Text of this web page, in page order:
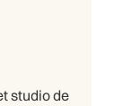
studio de